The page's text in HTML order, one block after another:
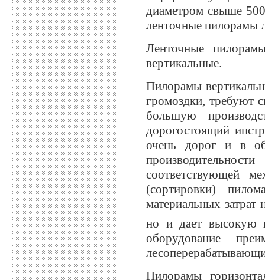
диаметром свыше
ленточные пилорамы
Ленточные
вертикальные.
Пилорамы
громоздки, требуют
большую
дорогостоящий
очень дорог и в
соответствующей
(сортировки)
материальных затрат
но и дает высокую
оборудование
Пилорамы